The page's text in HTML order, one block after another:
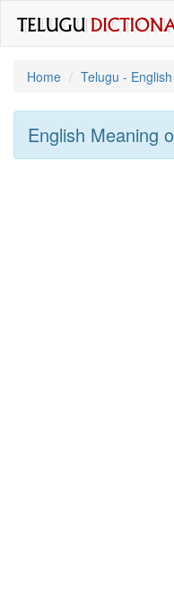
Home
Telugu - English
English Meaning